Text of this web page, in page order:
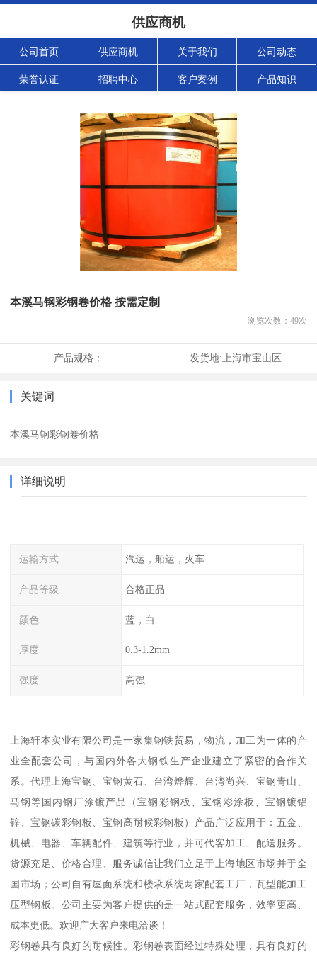
供应商机
公司首页 供应商机 关于我们 公司动态
荣誉认证 招聘中心 客户案例 产品知识
本溪马钢彩钢卷价格 按需定制
浏览次数： 49次
产品规格： 发货地: 上海市宝山区
关键词
本溪马钢彩钢卷价格
详细说明
运输方式 汽运，船运，火车
产品等级 合格正品
颜色 蓝，白
厚度 0.3-1.2mm
强度 高强
上海轩本实业有限公司是一家集钢铁贸易，物流，加工为一体的产
业全配套公司，与国内外各大钢铁生产企业建立了紧密的合作关
系。代理上海宝钢、宝钢黄石、台湾烨辉、台湾尚兴、宝钢青山、
马钢等国内钢厂涂镀产品（宝钢彩钢板、宝钢彩涂板、宝钢镀铝
锌、宝钢碳彩钢板、宝钢高耐候彩钢板）产品广泛应用于：五金、
机械、电器、车辆配件、建筑等行业，并可代客加工、配送服务。
货源充足、价格合理、服务诚信让我们立足于上海地区市场并于全
国市场；公司自有屋面系统和楼承系统两家配套工厂，瓦型能加工
压型钢板。公司主要为客户提供的是一站式配套服务，效率更高、
成本更低。欢迎广大客户来电洽谈！
彩钢卷具有良好的耐候性。彩钢卷表面经过特殊处理，具有良好的